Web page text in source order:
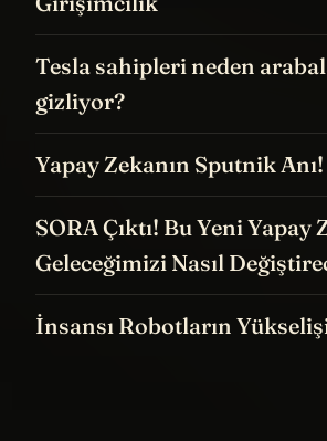
Tesla sahipleri neden
gizliyor?
Yapay Zekanın Sputnik
SORA Çıktı! Bu Yeni Yapay
Geleceğimizi Nasıl
İnsansı Robotların